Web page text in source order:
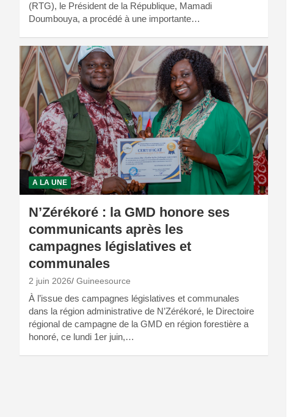
(RTG), le Président de la République, Mamadi
Doumbouya, a procédé à une importante…
A LA UNE
N’Zérékoré : la GMD honore ses
communicants après les
campagnes législatives et
communales
2 juin 2026 Guineesource
À l’issue des campagnes législatives et communales
dans la région administrative de N’Zérékoré, le Directoire
régional de campagne de la GMD en région forestière a
honoré, ce lundi 1er juin,…